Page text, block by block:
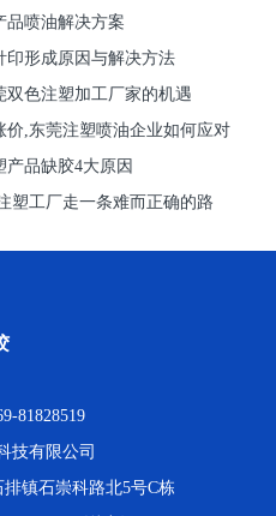
品喷油解决方案
印形成原因与解决方法
双色注塑加工厂家的机遇
价,东莞注塑喷油企业如何应对
产品缺胶4大原因
塑工厂走一条难而正确的路
81828519
技有限公司
镇石崇科路北5号C栋